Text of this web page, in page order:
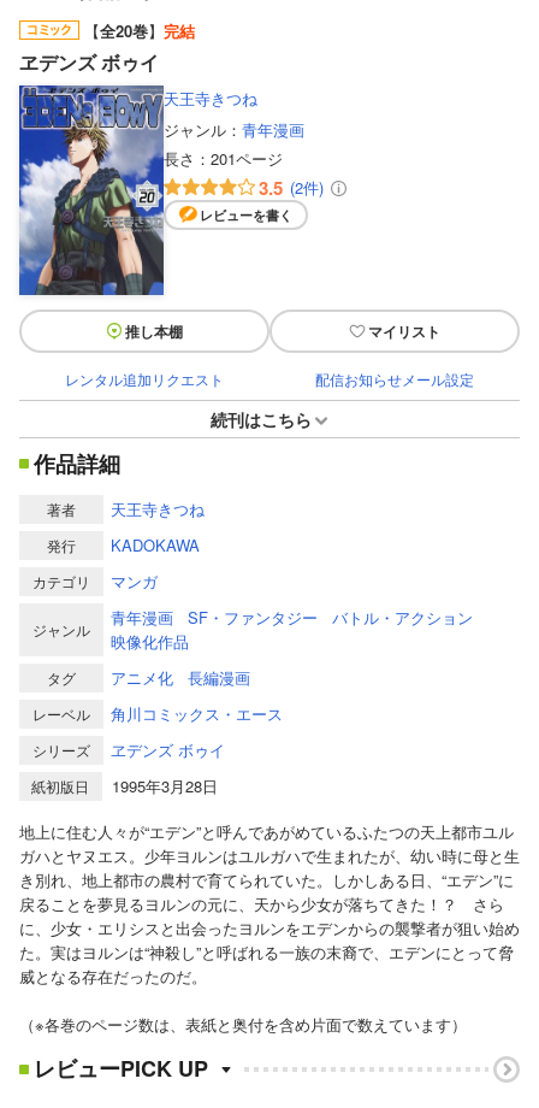
【全20巻】 完結
ヱデンズ ボゥイ
天王寺きつね
ジャンル： 青年漫画
長さ： 201ページ
3.5 (2件)
レビューを書く
推し本棚 マイリスト
レンタル追加リクエスト 配信お知らせメール設定
続刊はこちら
作品詳細
著者 天王寺きつね
発行 KADOKAWA
カテゴリ マンガ
ジャンル
青年漫画 SF・ファンタジー
バトル・アクション
映像化作品
タグ アニメ化 長編漫画
レーベル 角川コミックス・エース
シリーズ ヱデンズ ボゥイ
紙初版日
1995年3月28日
地上に住む人々が“エデン”と呼んであがめているふたつの天上都市ユル
ガハとヤヌエス。少年ヨルンはユルガハで生まれたが、幼い時に母と生
き別れ、地上都市の農村で育てられていた。しかしある日、“エデン”に
戻ることを夢見るヨルンの元に、天から少女が落ちてきた！？ さら
に、少女・エリシスと出会ったヨルンをエデンからの襲撃者が狙い始め
た。実はヨルンは“神殺し”と呼ばれる一族の末裔で、エデンにとって脅
威となる存在だったのだ。
（※各巻のページ数は、表紙と奥付を含め片面で数えています）
レビューPICK UP